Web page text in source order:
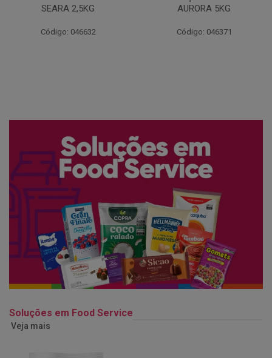
AURORA 5KG
Código: 046371
FATIADO PAKAN 200G
Código: 061522
Soluções em Food Service
Veja mais